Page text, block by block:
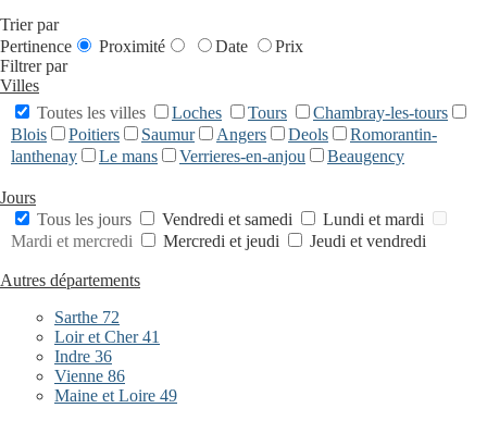
Trier par
Pertinence
Proximité Date
Prix
Filtrer par
Villes
Toutes les villes
Loches Tours
Chambray-les-tours
Blois
Poitiers Saumur Angers Deols
Romorantin-
lanthenay
Le mans Verrieres-en-anjou Beaugency
Jours
Tous les jours
Vendredi et samedi
Lundi et mardi
Mardi et mercredi
Mercredi et jeudi Jeudi et vendredi
Autres départements
Sarthe 72
Loir et Cher 41
Indre 36
Vienne 86
Maine et Loire 49